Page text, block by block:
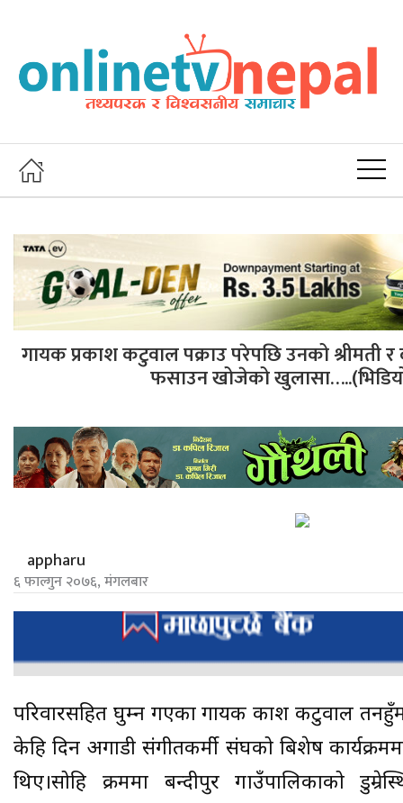
गायक प्रकाश कटुवाल पक्राउ परेपछि उनको श्रीमती र
फसाउन खोजेको
appharu
६ फाल्गुन २०७६, मंगलबार
परिवारसहित घुम्न गएका गायक प्रकाश कटुवाल
केहि दिन अगाडी संगीतकर्मी संघको बिशेष
थिए।सोहि क्रममा बन्दीपुर गाउँपालिकाको